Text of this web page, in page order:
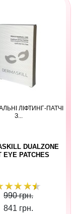
ЛІФТИНГ-ПАТЧІ
З...
DUALZONE
EYE PATCHES
990 грн.
841 грн.